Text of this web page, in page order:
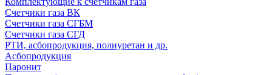
Счетчики газа ВК
Счетчики газа СГБМ
Счетчики газа СГД
РТИ, асбопродукция, полиуретан и др.
Асбопродукция
Паронит